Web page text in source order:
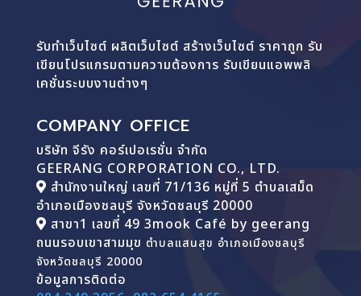
รับทำเว็บไซต์ ผลิตเว็บไซต์ สร้างเว็บไซต์ ราคาถูก รับ
เขียนโปรแกรมตามความต้องการ รับเขียนแอพพลิ
เคชั่นระบบงานต่างๆ
COMPANY OFFICE
บริษัท จีรัง คอร์เปอเรชั่น จำกัด
GEERANG CORPORATION CO., LTD.
สำนักงานใหญ่ เลขที่ 71/136 หมู่ที่ 5 ตำบลเสม็ด
อำเภอเมืองชลบุรี จังหวัดชลบุรี 20000
สาขา1 เลขที่ 49 3mook Café by geerang
ถนนรอบเขาสามมุข ตำบลแสนสุข อำเภอเมืองชลบุรี
จังหวัดชลบุรี 20000
ข้อมูลการติดต่อ